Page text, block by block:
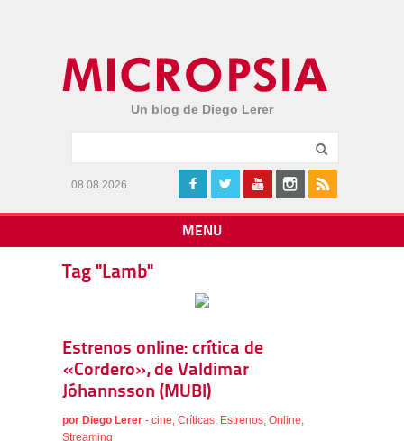
Un blog de Diego Lerer
08.08.2026
MENU
Tag "Lamb"
Estrenos online: crítica de
«Cordero», de Valdimar
Jóhannsson (MUBI)
por Diego Lerer - cine, Críticas, Estrenos, Online,
Streaming